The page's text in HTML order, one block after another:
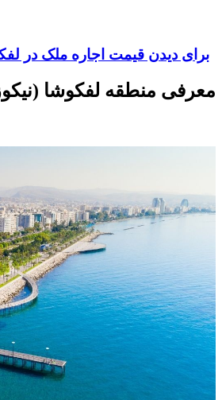
برای دیدن قیمت اجاره ملک در
معرفی منطقه لفکوشا